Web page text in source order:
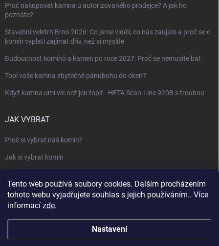
Tento web používá soubory cookies. Dalším procházením
tohoto webu vyjadřujete souhlas s jejich používáním.. Více
informací zde.
Nastavení
Proč nakupovat kamna u autorizovaného prodejce? A jak ho
poznáte?
Stavební veletrh Brno 2026: Co jsme viděli, co nás zaujalo a proč se o
komín vyplatí zajímat dřív, než si myslíte
Budoucnost komínů a kamen po roce 2027: Proč se nemusíte bát
Topí vaše kamna zbytečně pánubohu do oken?
Když kamna umí víc než jen topit - HETA Scan-Line 920B s troubou
JAK VYBRAT
Proč si vybrat náš komín?
Jak si vybrat komín
Jak vybrat kamna nebo krbovou vložku
Jak postavit krbovou obestavbu
Slovník pojmů - komíny, krby, vytápění